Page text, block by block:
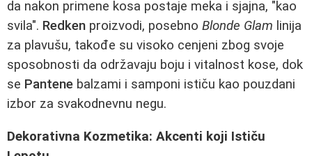
da nakon primene kosa postaje meka i sjajna, "kao
svila". Redken proizvodi, posebno Blonde Glam linija
za plavušu, takođe su visoko cenjeni zbog svoje
sposobnosti da održavaju boju i vitalnost kose, dok
se Pantene balzami i samponi ističu kao pouzdani
izbor za svakodnevnu negu.
Dekorativna Kozmetika: Akcenti koji Ističu